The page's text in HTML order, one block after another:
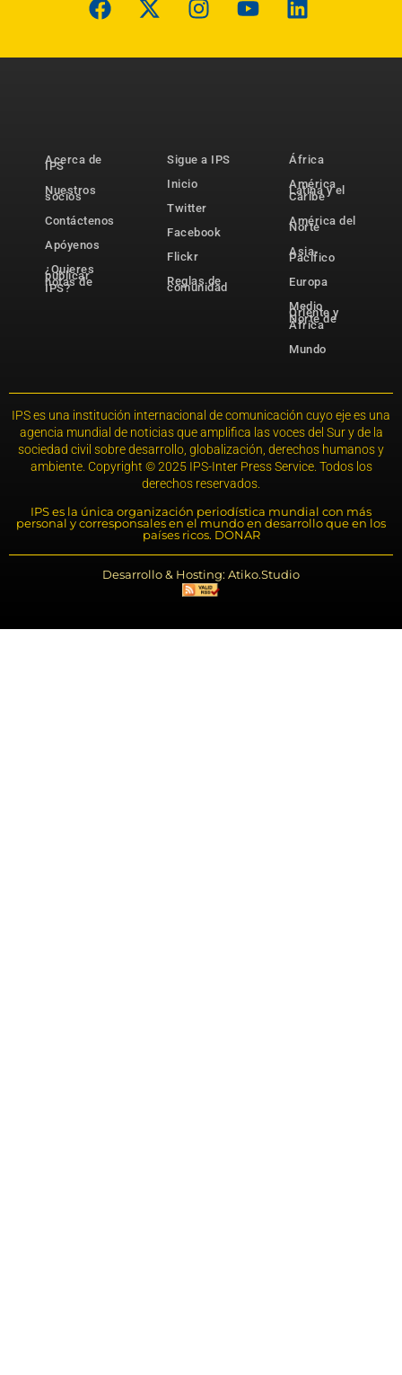
Acerca de
IPS
Nuestros
socios
Contáctenos
Apóyenos
¿Quieres
publicar
notas de
IPS?
Sigue a IPS
Inicio
Twitter
Facebook
Flickr
Reglas de
comunidad
África
América
Latina y el
Caribe
América del
Norte
Asia-
Pacífico
Europa
Medio
Oriente y
Norte de
África
Mundo
IPS es una institución internacional de comunicación cuyo eje es una
agencia mundial de noticias que amplifica las voces del Sur y de la
sociedad civil sobre desarrollo, globalización, derechos humanos y
ambiente. Copyright © 2025 IPS-Inter Press Service. Todos los
derechos reservados.
IPS es la única organización periodística mundial con más
personal y corresponsales en el mundo en desarrollo que en los
países ricos. DONAR
Desarrollo & Hosting: Atiko.Studio